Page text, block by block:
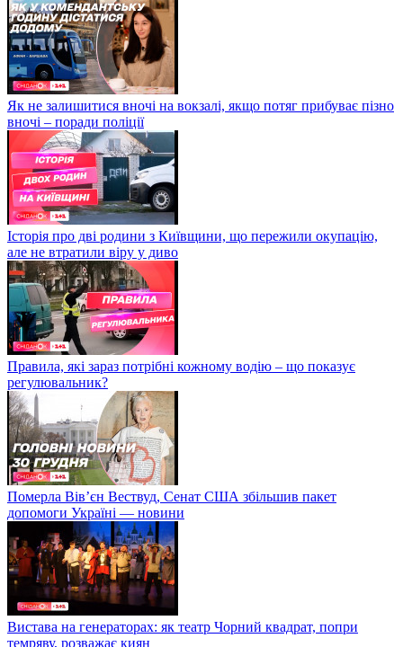
Як не залишитися вночі на вокзалі, якщо потяг прибуває пізно
вночі – поради поліції
Історія про дві родини з Київщини, що пережили окупацію,
але не втратили віру у диво
Правила, які зараз потрібні кожному водію – що показує
регулювальник?
Померла Вівʼєн Вествуд, Сенат США збільшив пакет
допомоги Україні — новини
Вистава на генераторах: як театр Чорний квадрат, попри
темряву, розважає киян